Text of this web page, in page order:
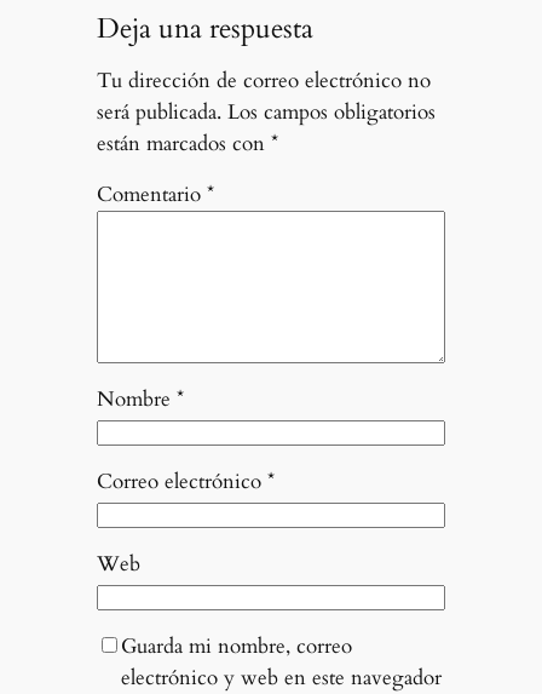
Deja una respuesta
Tu dirección de correo electrónico no
será publicada. Los campos obligatorios
están marcados con *
Comentario *
Nombre *
Correo electrónico *
Web
Guarda mi nombre, correo
electrónico y web en este navegador